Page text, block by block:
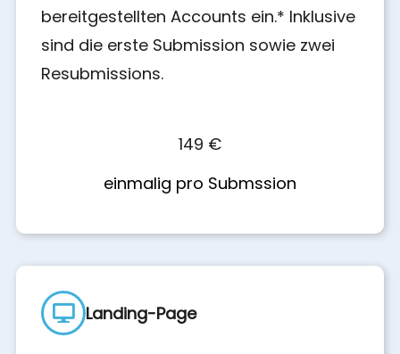
bereitgestellten Accounts ein.* Inklusive
sind die erste Submission sowie zwei
Resubmissions.
149 €
einmalig pro Submssion
Landing-Page